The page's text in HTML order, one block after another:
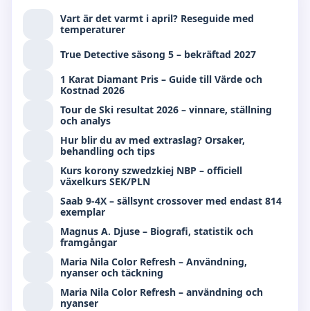
Vart är det varmt i april? Reseguide med
temperaturer
True Detective säsong 5 – bekräftad 2027
1 Karat Diamant Pris – Guide till Värde och
Kostnad 2026
Tour de Ski resultat 2026 – vinnare, ställning
och analys
Hur blir du av med extraslag? Orsaker,
behandling och tips
Kurs korony szwedzkiej NBP – officiell
växelkurs SEK/PLN
Saab 9-4X – sällsynt crossover med endast 814
exemplar
Magnus A. Djuse – Biografi, statistik och
framgångar
Maria Nila Color Refresh – Användning,
nyanser och täckning
Maria Nila Color Refresh – användning och
nyanser